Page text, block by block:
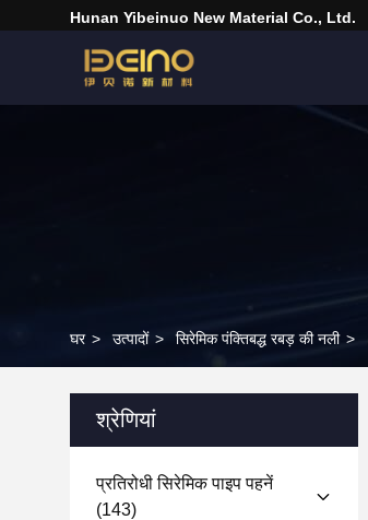
Hunan Yibeinuo New Material Co., Ltd.
घर > उत्पादों > सिरेमिक पंक्तिबद्ध रबड़ की नली >
श्रेणियां
प्रतिरोधी सिरेमिक पाइप पहनें
(143)